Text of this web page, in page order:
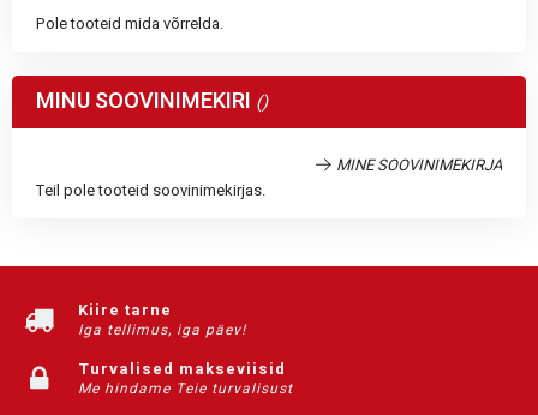
Pole tooteid mida võrrelda.
MINU SOOVINIMEKIRI
MINE SOOVINIMEKIRJA
Teil pole tooteid soovinimekirjas.
Kiire tarne
Iga tellimus, iga päev!
Turvalised makseviisid
Me hindame Teie turvalisust